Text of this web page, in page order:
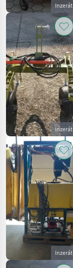
Inzerát
Inzerát
Inzerát